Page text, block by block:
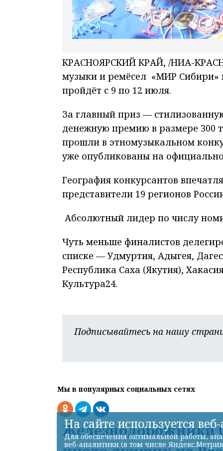
КРАСНОЯРСКИЙ КРАЙ, /НИА-
музыки и ремёсел «МИР Сибири»
пройдёт с 9 по 12 июля.
За главный приз —
денежную премию в размере 300
прошли в этномузыкальном
уже опубликованы на
География конкурсантов
представители 19 регионов
Абсолютный лидер по числу
Чуть меньше финалистов
списке — Удмуртия, Адыгея,
Республика Саха (Якутия),
Культура24.
Подписывайтесь на нашу
Мы в популярных социальных сетях
Железнодорожники
На сайте используется
Для обеспечения оптимальной работы,
веб-аналитики (в том числе